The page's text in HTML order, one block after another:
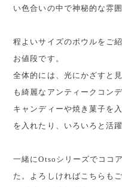
い色合いの中で神秘的な雰
程よいサイズのボウルをご
お値段です。
全体的には、光にかざすと
も綺麗なアンティークコン
キャンディーや焼き菓子を
を入れたり、いろいろと活躍
一緒にOtsoシリーズでココ
た。よろしければこちらもご